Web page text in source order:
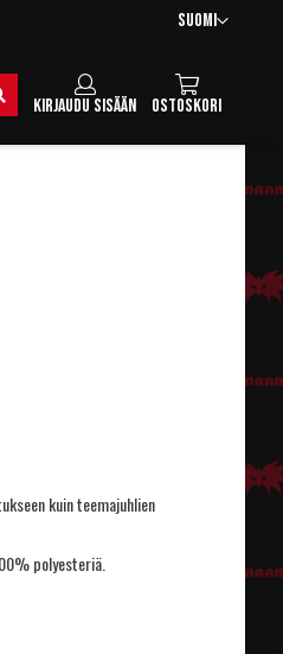
Kieli
Suomi
Ostoskori
Kirjaudu sisään
kuin teemajuhlien
polyesteriä.